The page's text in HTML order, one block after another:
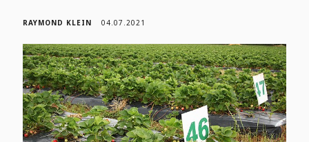
RAYMOND KLEIN 04.07.2021